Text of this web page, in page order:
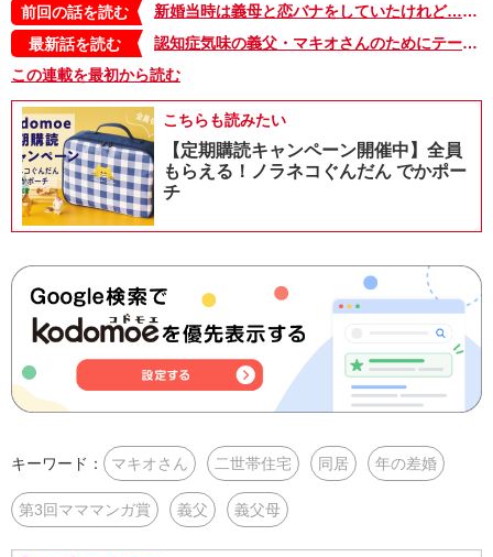
前回の話を読む
新婚当時は義母と恋バナをしていたけれど…、今は義父マキオさんにグチり中【しぶしぶ同居したら義父が最高だった件・24】
最新話を読む
認知症気味の義父・マキオさんのためにテーブルに置いた味噌汁がいつの間にか…【しぶしぶ同居したら義父が最高だった件・103】
この連載を最初から読む
こちらも読みたい
【定期購読キャンペーン開催中】全員
もらえる！ノラネコぐんだん でかポー
チ
キーワード： マキオさん 二世帯住宅 同居 年の差婚
第3回マママンガ賞 義父 義父母